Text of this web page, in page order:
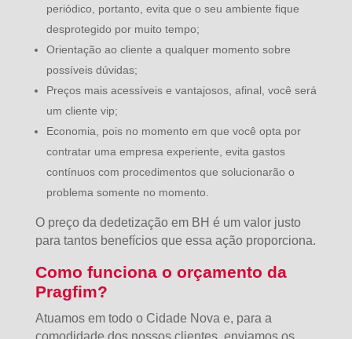
periódico, portanto, evita que o seu ambiente fique
desprotegido por muito tempo;
Orientação ao cliente a qualquer momento sobre
possíveis dúvidas;
Preços mais acessíveis e vantajosos, afinal, você será
um cliente vip;
Economia, pois no momento em que você opta por
contratar uma empresa experiente, evita gastos
contínuos com procedimentos que solucionarão o
problema somente no momento.
O preço da dedetização em BH é um valor justo
para tantos benefícios que essa ação proporciona.
Como funciona o orçamento da
Pragfim?
Atuamos em todo o Cidade Nova e, para a
comodidade dos nossos clientes, enviamos os